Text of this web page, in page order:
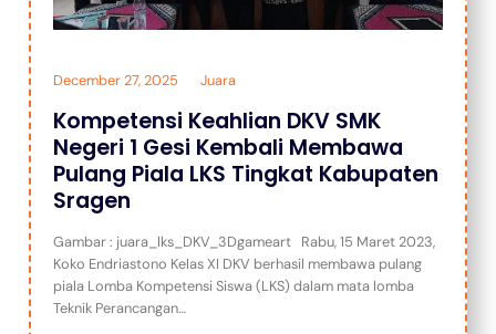
December 27, 2025 Juara
Kompetensi Keahlian DKV SMK
Negeri 1 Gesi Kembali Membawa
Pulang Piala LKS Tingkat Kabupaten
Sragen
Gambar : juara_lks_DKV_3Dgameart Rabu, 15 Maret 2023,
Koko Endriastono Kelas XI DKV berhasil membawa pulang
piala Lomba Kompetensi Siswa (LKS) dalam mata lomba
Teknik Perancangan…